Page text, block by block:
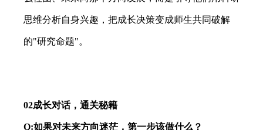
思维分析自身兴趣，把成长决策变成师生共同破解
的"研究命题"。
02成长对话，通关秘籍
Q:如果对未来方向迷茫，第一步该做什么？